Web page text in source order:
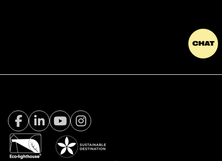
Facebook Visit Tromsø
LinkedIn
YoutubeInstagram